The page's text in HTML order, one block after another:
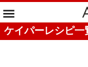
ケイパーレシピ一